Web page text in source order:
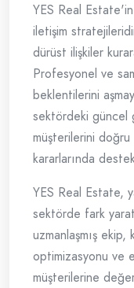
YES Real
iletişim
dürüst ilişkiler
Profesyonel ve
beklentilerini
sektördeki güncel
müşterilerini
kararlarında
YES Real Estate,
sektörde fark
uzmanlaşmış
optimizasyonu ve
müşterilerine